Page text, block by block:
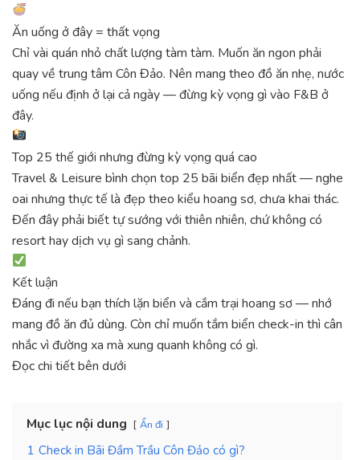
Ăn uống ở đây = thất vọng
Chỉ vài quán nhỏ chất lượng tàm tàm. Muốn ăn ngon phải
quay về trung tâm Côn Đảo. Nên mang theo đồ ăn nhẹ, nước
uống nếu định ở lại cả ngày — đừng kỳ vọng gì vào F&B ở
đây.
Top 25 thế giới nhưng đừng kỳ vọng quá cao
Travel & Leisure bình chọn top 25 bãi biển đẹp nhất — nghe
oai nhưng thực tế là đẹp theo kiểu hoang sơ, chưa khai thác.
Đến đây phải biết tự sướng với thiên nhiên, chứ không có
resort hay dịch vụ gì sang chảnh.
Kết luận
Đáng đi nếu bạn thích lặn biển và cắm trại hoang sơ — nhớ
mang đồ ăn đủ dùng. Còn chỉ muốn tắm biển check-in thì cân
nhắc vì đường xa mà xung quanh không có gì.
Đọc chi tiết bên dưới
Mục lục nội dung Ẩn đi
1 Check in Bãi Đầm Trầu Côn Đảo có gì?